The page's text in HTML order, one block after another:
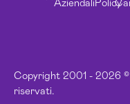
Copyright 2001 - 2026
riservati.
Aziendali Policy